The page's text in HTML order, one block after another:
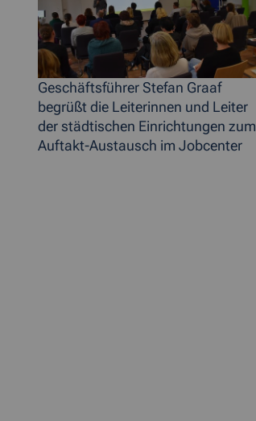
Geschäftsführer Stefan Graaf
begrüßt die Leiterinnen und Leiter
der städtischen Einrichtungen zum
Auftakt-Austausch im Jobcenter